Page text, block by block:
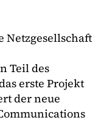
Netzgesellschaft
Teil des
erste Projekt
der neue